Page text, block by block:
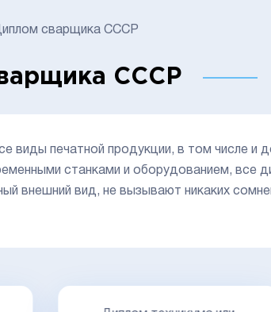
сварщика СССР
СССР
виды печатной продукции, в том числе и
станками и оборудованием,
внешний вид, не вызывают никаких